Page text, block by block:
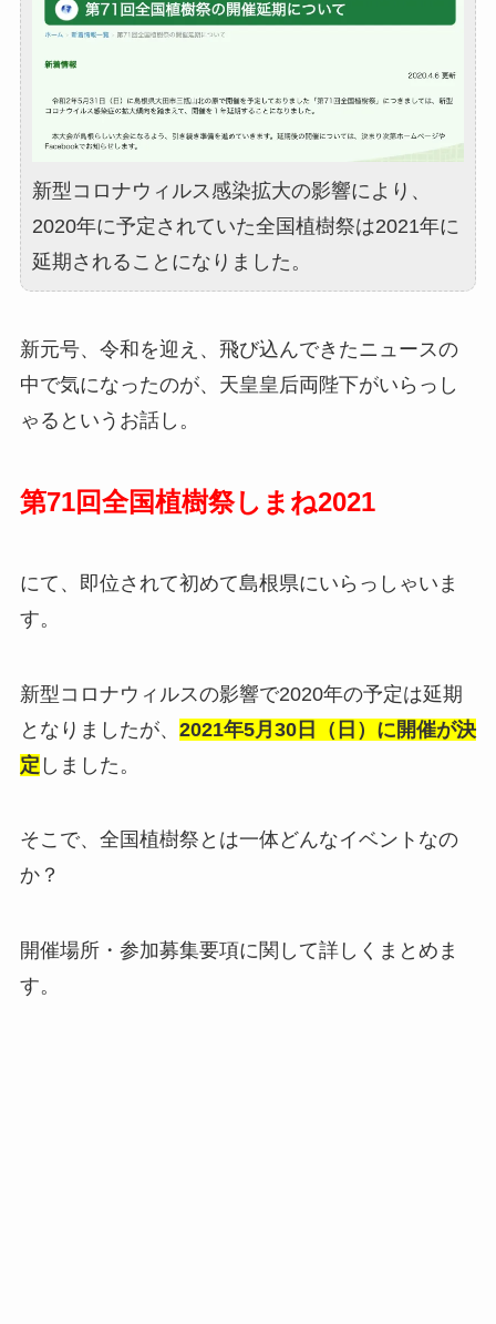
新型コロナウィルス感染拡大の影響により、
2020年に予定されていた全国植樹祭は2021年に
延期されることになりました。
新元号、令和を迎え、飛び込んできたニュースの
中で気になったのが、天皇皇后両陛下がいらっし
ゃるというお話し。
第71回全国植樹祭しまね2021
にて、即位されて初めて島根県にいらっしゃいま
す。
新型コロナウィルスの影響で2020年の予定は延期
となりましたが、 2021年5月30日（日）に開催が決
定 しました。
そこで、全国植樹祭とは一体どんなイベントなの
か？
開催場所・参加募集要項に関して詳しくまとめま
す。